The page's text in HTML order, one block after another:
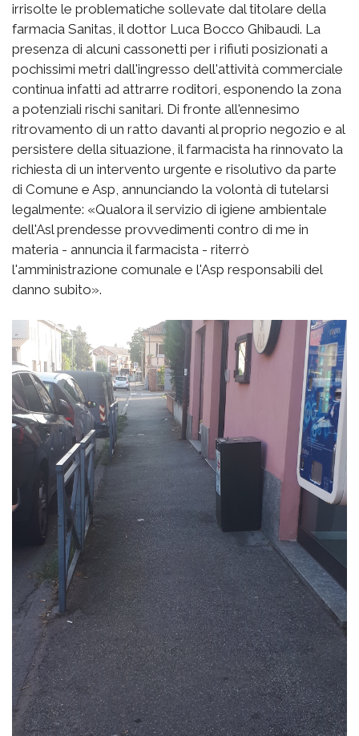
irrisolte le problematiche sollevate dal titolare della
farmacia Sanitas, il dottor Luca Bocco Ghibaudi. La
presenza di alcuni cassonetti per i rifiuti posizionati a
pochissimi metri dall'ingresso dell'attività commerciale
continua infatti ad attrarre roditori, esponendo la zona
a potenziali rischi sanitari. Di fronte all'ennesimo
ritrovamento di un ratto davanti al proprio negozio e al
persistere della situazione, il farmacista ha rinnovato la
richiesta di un intervento urgente e risolutivo da parte
di Comune e Asp, annunciando la volontà di tutelarsi
legalmente: «Qualora il servizio di igiene ambientale
dell'Asl prendesse provvedimenti contro di me in
materia - annuncia il farmacista - riterrò
l'amministrazione comunale e l'Asp responsabili del
danno subito».